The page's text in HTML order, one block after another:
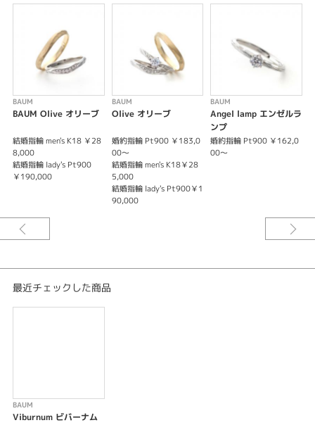
テイスト
セットリング アンティーク
性別
メンズ
紹介文
※婚約指輪のセンターダイヤモンドは価格に含まれません。
BAUM
BAUM Olive オリーブ
結婚指輪 men's K18 ￥28
8,000
結婚指輪 lady's Pt900
￥190,000
BAUM
Olive オリーブ
婚約指輪 Pt900 ￥183,0
00～
結婚指輪 men's K18￥28
5,000
結婚指輪 lady's Pt900￥1
90,000
BAUM
Angel lamp エンゼルラ
ンプ
婚約指輪 Pt900 ￥162,0
00～
最近チェックした商品
BAUM
Viburnum ビバーナム